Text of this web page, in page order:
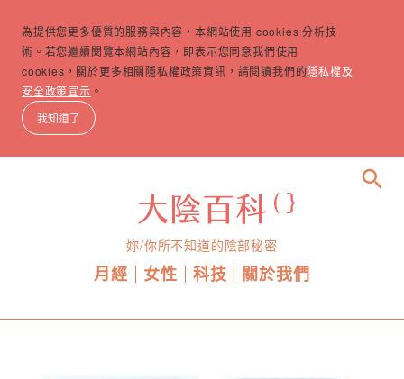
為提供您更多優質的服務與內容，本網站使用 cookies 分析技
術。若您繼續閱覽本網站內容，即表示您同意我們使用
cookies，關於更多相關隱私權政策資訊，請閱讀我們的隱私權及
安全政策宣示 。
我知道了
妳/你所不知道的陰部秘密
月經 女性 科技 關於我們
search